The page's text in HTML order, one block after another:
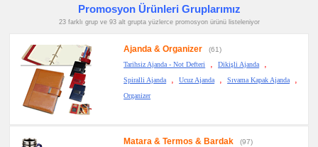
Promosyon Ürünleri Gruplarımız
23 farklı grup ve 93 alt grupta yüzlerce promosyon ürünü listeleniyor
Ajanda & Organizer
(61)
Tarihsiz Ajanda - Not Defteri
Dikişli Ajanda
Spiralli Ajanda Ucuz Ajanda Sıvama Kapak Ajanda
Organizer
Matara & Termos & Bardak
(97)